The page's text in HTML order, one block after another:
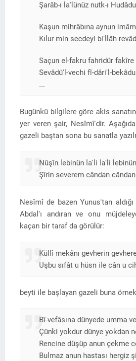
Şarâb-ı la'lünüz nutk-ı
Kaşun mihrâbına aynun
Kılur min secdeyi bi'llâh
Saçun el-fakru fahridür fakîre
Sevâdü'l-vechi fî-dâri'l-
...
Bugünkü bilgilere göre akis
yer veren şair, Nesîmî'dir.
gazeli baştan sona bu sanatla
Nûşîn lebinün la'li la'li
Şîrin severem cândan
Nesîmî de bazen Yunus'tan
Abdal'ı andıran ve onu
kaçan bir taraf da görülür:
Küllî mekânı gevherin
Uşbu sıfât u hüsn ile cân u
beyti ile başlayan gazeli buna
Bî-vefâsına dünyede umma
Çünki yokdur dünye yokdan
Rencine düşüp anun çekme
Bulmaz anun hastası hergiz